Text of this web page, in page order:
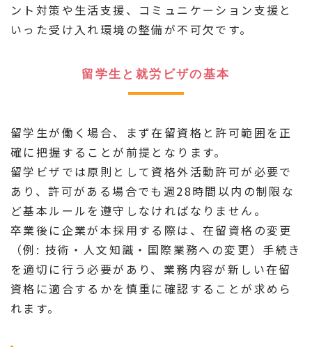
ント対策や生活支援、コミュニケーション支援と
いった受け入れ環境の整備が不可欠です。
留学生と就労ビザの基本
留学生が働く場合、まず在留資格と許可範囲を正
確に把握することが前提となります。
留学ビザでは原則として資格外活動許可が必要で
あり、許可がある場合でも週28時間以内の制限な
ど基本ルールを遵守しなければなりません。
卒業後に企業が本採用する際は、在留資格の変更
（例: 技術・人文知識・国際業務への変更）手続き
を適切に行う必要があり、業務内容が新しい在留
資格に適合するかを慎重に確認することが求めら
れます。